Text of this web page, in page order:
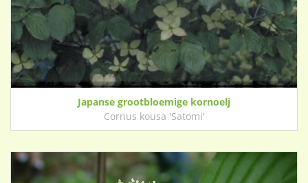
Japanse grootbloemige kornoelj
Cornus kousa 'Satomi'